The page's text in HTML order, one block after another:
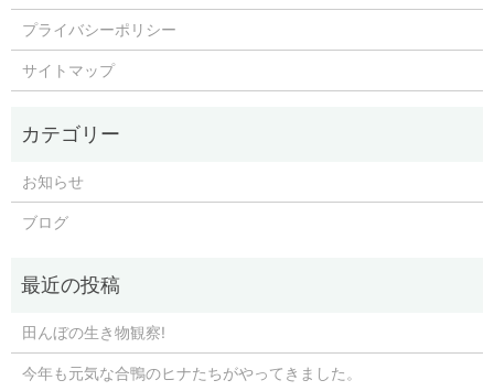
プライバシーポリシー
サイトマップ
お知らせ
ブログ
田んぼの生き物観察!
今年も元気な合鴨のヒナたちがやってきました。